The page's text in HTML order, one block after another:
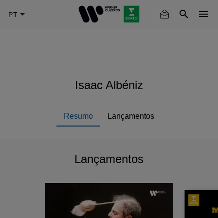
Isaac Albéniz
Resumo Lançamentos
Lançamentos